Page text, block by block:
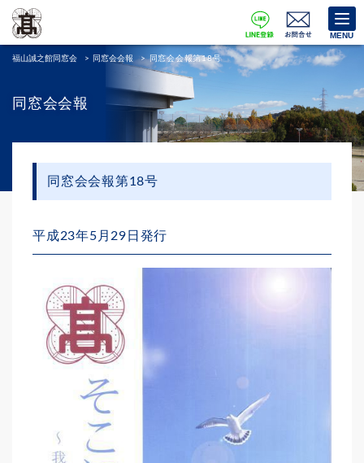
MENU
福山誠之館同窓会 > 同窓会会報 >同窓会会報第18号
同窓会会報
同窓会会報第18号
平成23年5月29日発行